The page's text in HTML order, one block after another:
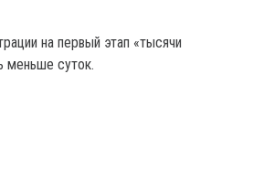
на первый этап «тысячи
меньше суток.